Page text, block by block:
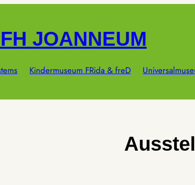
JOANNEUM
Kindermuseum FRida & freD